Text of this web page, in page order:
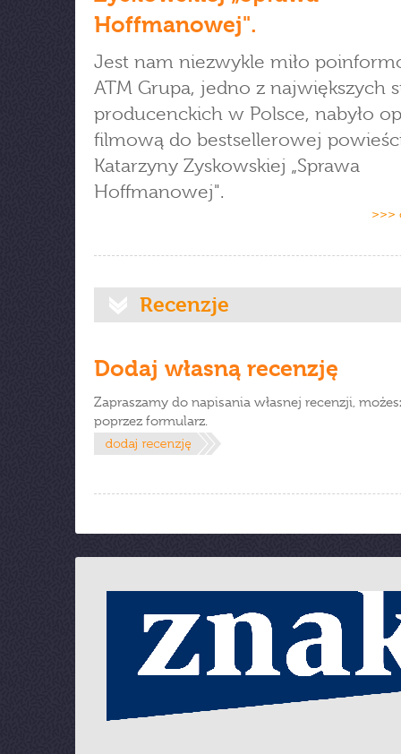
Hoffmanowej".
Jest nam niezwykle miło
ATM Grupa, jedno z największych
producenckich w Polsce, nabyło
filmową do bestsellerowej
Katarzyny Zyskowskiej „Sprawa
Hoffmanowej".
>>>
Recenzje
Dodaj własną recenzję
Zapraszamy do napisania własnej recenzji,
poprzez formularz.